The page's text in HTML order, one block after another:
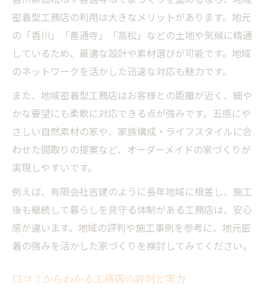
密着型工務店の利用は大きなメリットがあります。地元
の「香川」「善通寺」「高松」などの土地や気候に精通
しているため、最適な設計や素材選びが可能です。地域
のネットワークを活かした迅速な対応も魅力です。
また、地域密着型工務店はお客様との距離が近く、細や
かな要望にも柔軟に対応できる点が強みです。五感にや
さしい自然素材の家や、家族構成・ライフスタイルに合
わせた間取りの提案など、オーダーメイドの家づくりが
実現しやすいです。
例えば、有限会社吉建のように長年地域に根差し、施工
後も継続して暮らしを見守る体制がある工務店は、安心
感が違います。地域の評判や施工事例を参考に、地元密
着の強みを活かした家づくりを検討してみてください。
口コミからわかる工務店の評判と実力